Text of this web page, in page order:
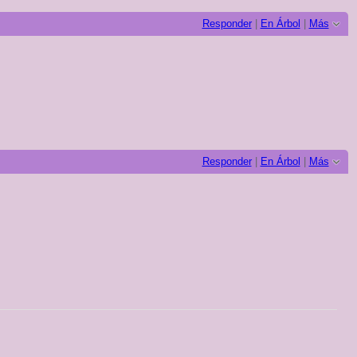
Responder| En Árbol Más
Responder| En Árbol Más